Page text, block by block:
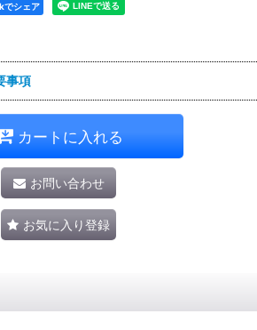
でシェア
事項
カートに入れる
お問い合わせ
お気に入り登録